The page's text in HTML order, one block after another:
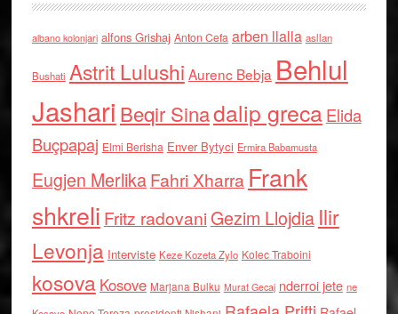
albano kolonjari alfons Grishaj Anton Cefa arben llalla asllan
Bushati Astrit Lulushi Aurenc Bebja Behlul
Jashari Beqir Sinadalip grecaElida
Buçpapaj Elmi Berisha Enver Bytyci Ermira Babamusta
Eugjen MerlikaFahri Xharra Frank
shkreli Fritz radovaniGezim Llojdia Ilir
Levonja Interviste Keze Kozeta Zylo Kolec Traboini
kosova Kosove Marjana Bulku Murat Gecaj nderroi jete ne